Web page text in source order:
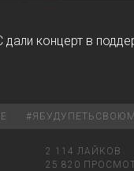
концерт в
#
2 114 ЛАЙКОВ
25 820